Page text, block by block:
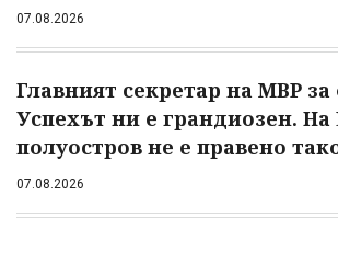
07.08.2026
Главният секретар на МВР
Успехът ни е грандиозен. На
полуостров не е правено
07.08.2026